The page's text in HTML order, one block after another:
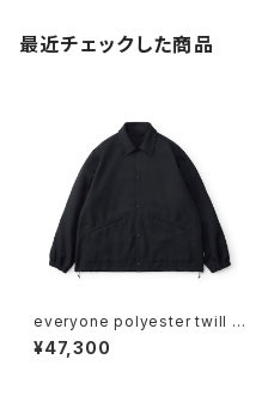
最近チェックした商品
everyone polyester twill c
oach jacket (BLACK)
¥47,300